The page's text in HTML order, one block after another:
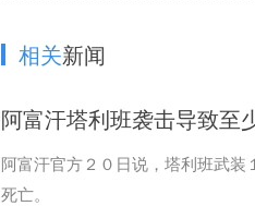
相关新闻
阿富汗塔利班袭击导致至
阿富汗官方２０日说，塔利班武
死亡。